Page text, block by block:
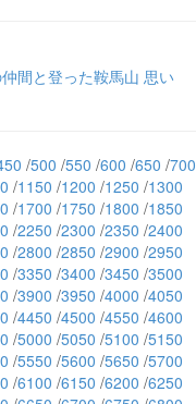
間と登った鞍馬山 思い
/500 /550 /600 /650 /700
/1150 /1200 /1250 /1300
/1700 /1750 /1800 /1850
/2250 /2300 /2350 /2400
/2800 /2850 /2900 /2950
/3350 /3400 /3450 /3500
/3900 /3950 /4000 /4050
/4450 /4500 /4550 /4600
/5000 /5050 /5100 /5150
/5550 /5600 /5650 /5700
/6100 /6150 /6200 /6250